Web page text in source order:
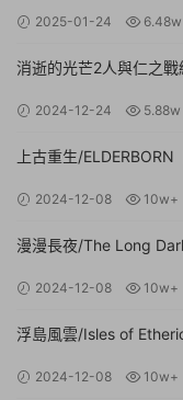
2025-01-24 6.48w
消逝的光芒2人與仁之
2024-12-24 5.88w
上古重生/
2024-12-08 10w+
漫漫長夜/The Long
2024-12-08 10w+
浮島風雲/Isles of
2024-12-08 10w+